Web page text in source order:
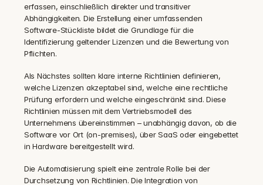
erfassen, einschließlich direkter und transitiver
Abhängigkeiten. Die Erstellung einer umfassenden
Software-Stückliste bildet die Grundlage für die
Identifizierung geltender Lizenzen und die Bewertung von
Pflichten.
Als Nächstes sollten klare interne Richtlinien definieren,
welche Lizenzen akzeptabel sind, welche eine rechtliche
Prüfung erfordern und welche eingeschränkt sind. Diese
Richtlinien müssen mit dem Vertriebsmodell des
Unternehmens übereinstimmen – unabhängig davon, ob die
Software vor Ort (on-premises), über SaaS oder eingebettet
in Hardware bereitgestellt wird.
Die Automatisierung spielt eine zentrale Rolle bei der
Durchsetzung von Richtlinien. Die Integration von